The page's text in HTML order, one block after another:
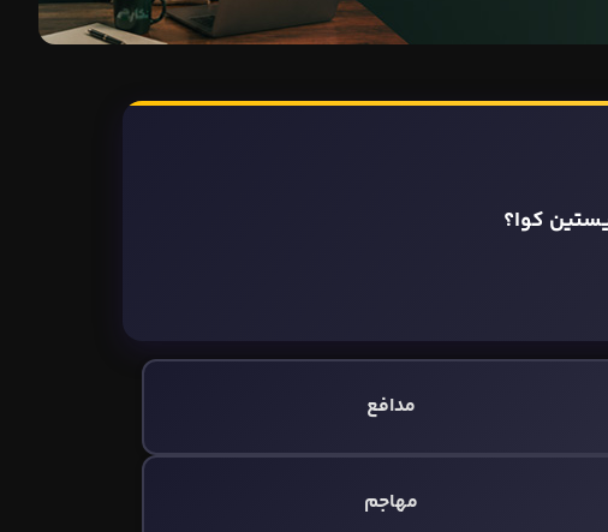
کوا؟
مدافع
مهاجم